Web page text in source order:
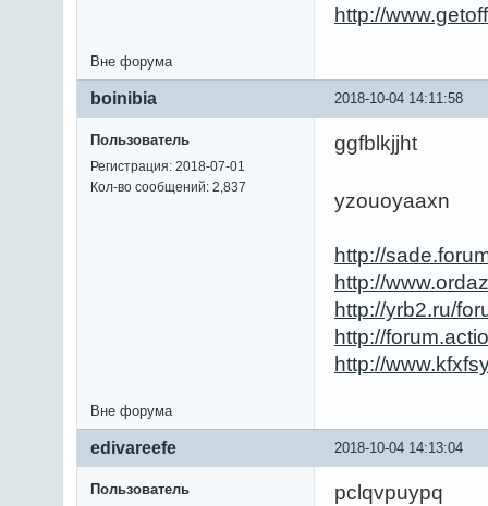
http://
Вне форума
2018-10-04 14:11:58
boinibia
Пользователь
Регистрация: 2018-07-01
Кол-во сообщений: 2,837
ggfblkjjht
yzouoyaaxn
http://
http://
http://yrb2.ru/
http://
http://
Вне форума
2018-10-04 14:13:04
edivareefe
Пользователь pclqvpuypq